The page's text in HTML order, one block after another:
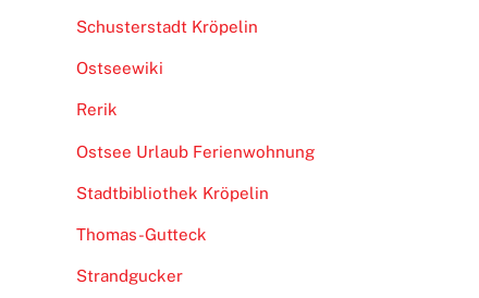
Schusterstadt Kröpelin
Ostseewiki
Rerik
Ostsee Urlaub Ferienwohnung
Stadtbibliothek Kröpelin
Thomas-Gutteck
Strandgucker